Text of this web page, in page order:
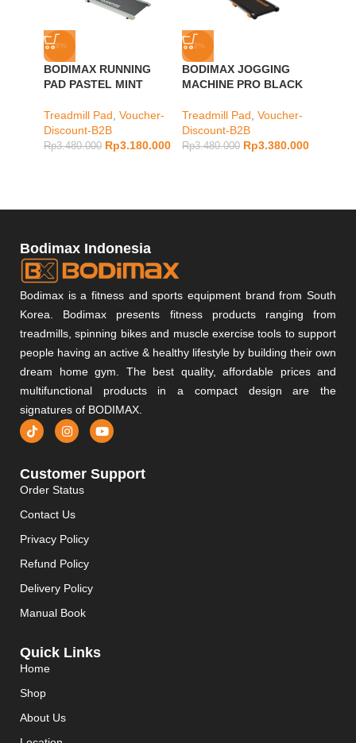
-9%
BODIMAX RUNNING
PAD PASTEL MINT
Treadmill Pad, Voucher-
Discount-B2B
Rp3.480.000 Rp3.180.000
-3%
BODIMAX JOGGING
MACHINE PRO BLACK
Treadmill Pad, Voucher-
Discount-B2B
Rp3.480.000 Rp3.380.000
Bodimax Indonesia
Bodimax is a fitness and sports equipment brand from South
Korea. Bodimax presents fitness products ranging from
treadmills, spinning bikes and muscle exercise tools to support
people having an active & healthy lifestyle by building their own
dream home gym. The best quality, affordable prices and
multifunctional products in a compact design are the
signatures of BODIMAX.
Customer Support
Order Status
Contact Us
Privacy Policy
Refund Policy
Delivery Policy
Manual Book
Quick Links
Home
Shop
About Us